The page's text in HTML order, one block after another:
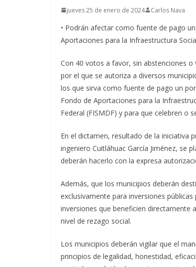
jueves 25 de enero de 2024 Carlos Nava
• Podrán afectar como fuente de pago
Aportaciones para la Infraestructura
Con 40 votos a favor, sin abstenciones
por el que se autoriza a diversos
los que sirva como fuente de pago un
Fondo de Aportaciones para la
Federal (FISMDF) y para que celebren o
En el dictamen, resultado de la iniciativa
ingeniero Cuitláhuac García Jiménez, se
deberán hacerlo con la expresa
Además, que los municipios deberán
exclusivamente para inversiones
inversiones que beneficien directamente
nivel de rezago social.
Los municipios deberán vigilar que el
principios de legalidad, honestidad,